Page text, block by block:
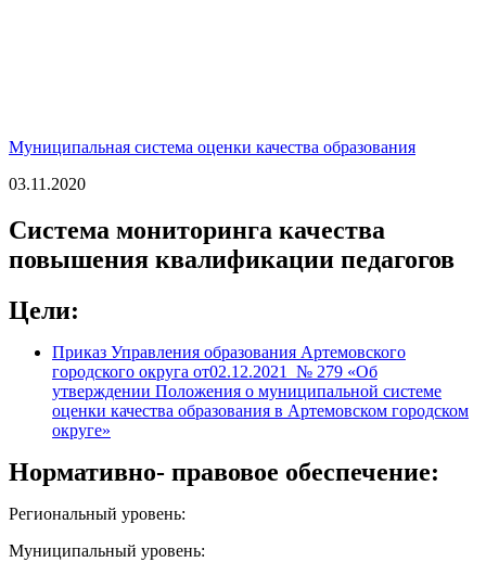
Муниципальная система оценки качества образования
03.11.2020
Система мониторинга качества
повышения квалификации педагогов
Цели:
Приказ Управления образования Артемовского
городского округа от02.12.2021 № 279 «Об
утверждении Положения о муниципальной системе
оценки качества образования в Артемовском городском
округе»
Нормативно- правовое обеспечение:
Региональный уровень:
Муниципальный уровень: